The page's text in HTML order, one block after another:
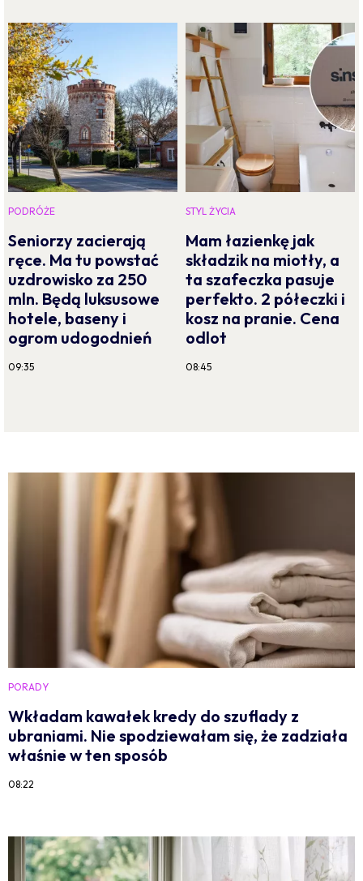
PODRÓŻE
Seniorzy zacierają
ręce. Ma tu powstać
uzdrowisko za 250
mln. Będą luksusowe
hotele, baseny i
ogrom udogodnień
09:35
STYL ŻYCIA
Mam łazienkę jak
składzik na miotły, a
ta szafeczka pasuje
perfekto. 2 półeczki i
kosz na pranie. Cena
odlot
08:45
PORADY
Wkładam kawałek kredy do szuflady z
ubraniami. Nie spodziewałam się, że zadziała
właśnie w ten sposób
08:22